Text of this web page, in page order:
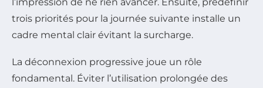
trois priorités pour la journée suivante installe un
cadre mental clair évitant la surcharge.
La déconnexion progressive joue un rôle
fondamental. Éviter l’utilisation prolongée des